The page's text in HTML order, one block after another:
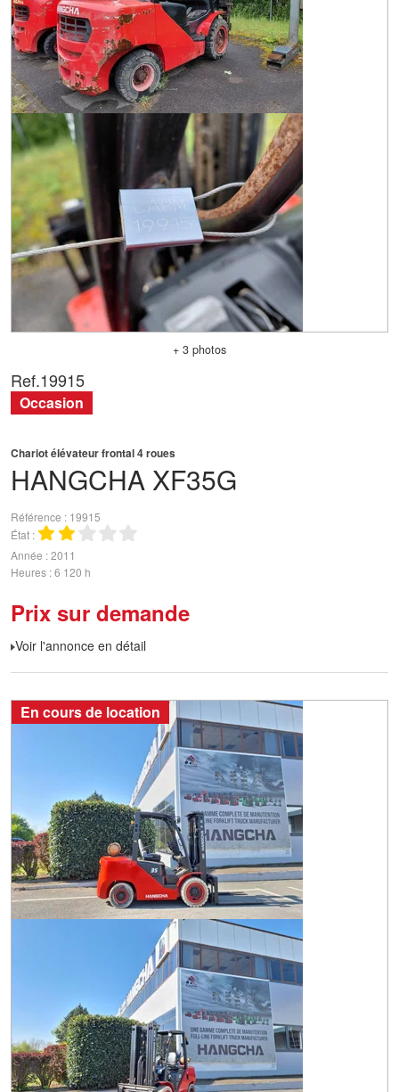
+ 3 photos
HANGCHA XF35G
Chariot élévateur frontal 4 roues
Référence
19915
État
Année 2011
Heures 6 120 h
Prix sur demande
Voir l'annonce en détail
Ref.19915
Occasion
En cours de location